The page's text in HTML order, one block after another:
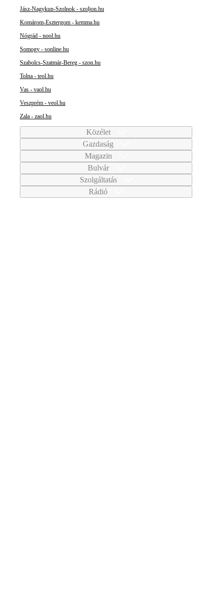
Jász-Nagykun-Szolnok - szoljon.hu
Komárom-Esztergom - kemma.hu
Nógrád - nool.hu
Somogy - sonline.hu
Szabolcs-Szatmár-Bereg - szon.hu
Tolna - teol.hu
Vas - vaol.hu
Veszprém - veol.hu
Zala - zaol.hu
Közélet
Gazdaság
Magazin
Bulvár
Szolgáltatás
Rádió